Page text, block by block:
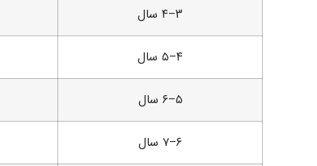
۳–۴ سال
۴–۵ سال
۵–۶ سال
۶–۷ سال